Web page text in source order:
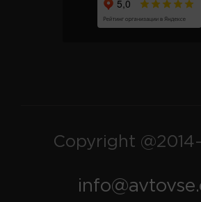
Copyright